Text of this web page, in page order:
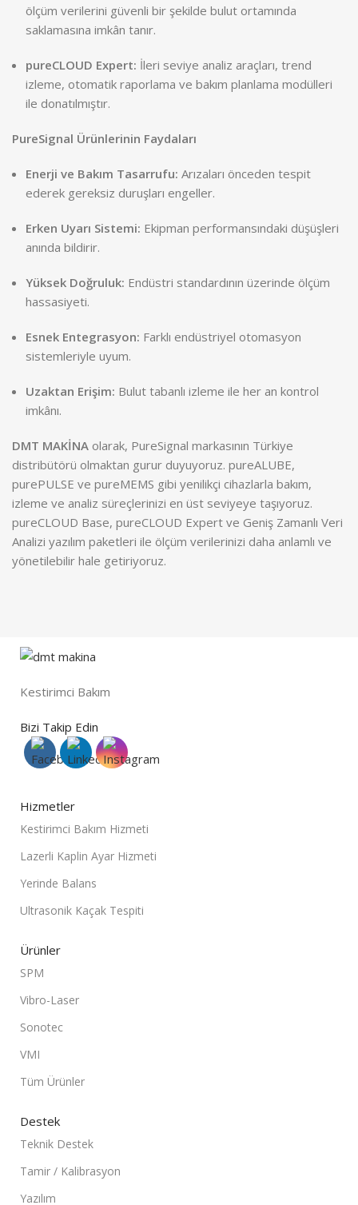
ölçüm verilerini güvenli bir şekilde bulut ortamında
saklamasına imkân tanır.
pureCLOUD Expert: İleri seviye analiz araçları, trend
izleme, otomatik raporlama ve bakım planlama modülleri
ile donatılmıştır.
PureSignal Ürünlerinin Faydaları
Enerji ve Bakım Tasarrufu: Arızaları önceden tespit
ederek gereksiz duruşları engeller.
Erken Uyarı Sistemi: Ekipman performansındaki düşüşleri
anında bildirir.
Yüksek Doğruluk: Endüstri standardının üzerinde ölçüm
hassasiyeti.
Esnek Entegrasyon: Farklı endüstriyel otomasyon
sistemleriyle uyum.
Uzaktan Erişim: Bulut tabanlı izleme ile her an kontrol
imkânı.
DMT MAKİNA olarak, PureSignal markasının Türkiye
distribütörü olmaktan gurur duyuyoruz. pureALUBE,
purePULSE ve pureMEMS gibi yenilikçi cihazlarla bakım,
izleme ve analiz süreçlerinizi en üst seviyeye taşıyoruz.
pureCLOUD Base, pureCLOUD Expert ve Geniş Zamanlı Veri
Analizi yazılım paketleri ile ölçüm verilerinizi daha anlamlı ve
yönetilebilir hale getiriyoruz.
Kestirimci Bakım
Bizi Takip Edin
Hizmetler
Kestirimci Bakım Hizmeti
Lazerli Kaplin Ayar Hizmeti
Yerinde Balans
Ultrasonik Kaçak Tespiti
Ürünler
SPM
Vibro-Laser
Sonotec
VMI
Tüm Ürünler
Destek
Teknik Destek
Tamir / Kalibrasyon
Yazılım